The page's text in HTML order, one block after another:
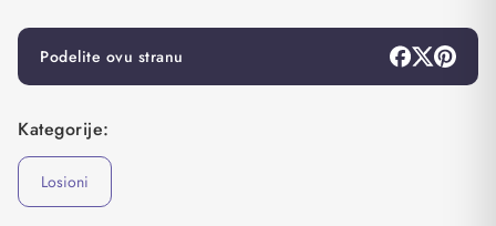
Podelite ovu stranu
Kategorije:
Losioni